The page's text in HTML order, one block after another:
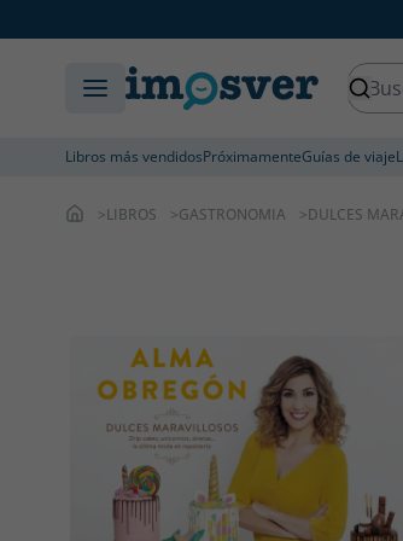
Libros más vendidosPróximamenteGuías de viaje
LIBROS GASTRONOMIA DULCES